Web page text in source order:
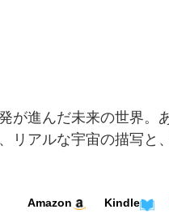
が進んだ未来の世界。
リアルな宇宙の描写と
Amazon Kindle